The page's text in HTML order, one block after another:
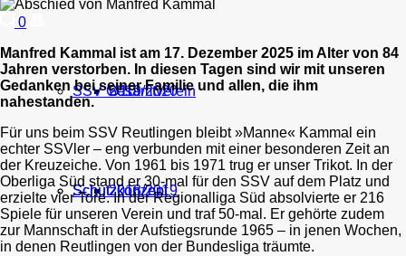
U10
Schutzkonzept
2019/2020
2018/2019
SSV Gesamtverein
Schutzkonzept
0
Manfred Kammal ist am 17. Dezember 2025 im Alter von 84
Jahren verstorben. In diesen Tagen sind wir mit unseren
Gedanken bei seiner Familie und allen, die ihm
nahestanden.
Für uns beim SSV Reutlingen bleibt »Manne« Kammal ein
echter SSVler – eng verbunden mit einer besonderen Zeit an
der Kreuzeiche. Von 1961 bis 1971 trug er unser Trikot. In der
Oberliga Süd stand er 30-mal für den SSV auf dem Platz und
erzielte vier Tore. In der Regionalliga Süd absolvierte er 216
Spiele für unseren Verein und traf 50-mal. Er gehörte zudem
zur Mannschaft in der Aufstiegsrunde 1965 – in jenen Wochen,
in denen Reutlingen von der Bundesliga träumte.